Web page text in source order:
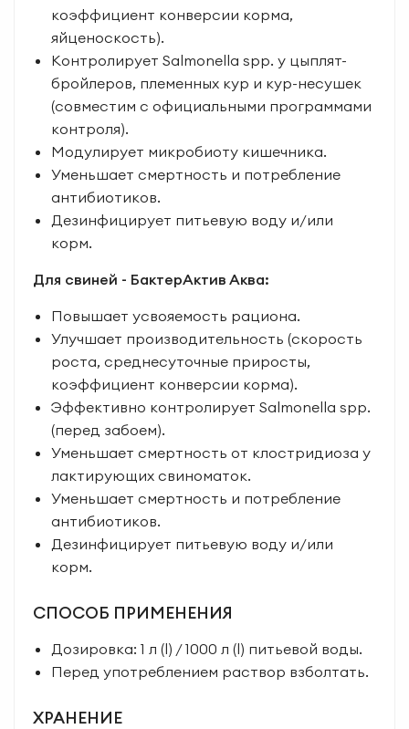
коэффициент конверсии корма,
яйценоскость).
Контролирует Salmonella spp. у цыплят-
бройлеров, племенных кур и кур-несушек
(совместим с официальными программами
контроля).
Модулирует микробиоту кишечника.
Уменьшает смертность и потребление
антибиотиков.
Дезинфицирует питьевую воду и/или
корм.
Для свиней - БактерАктив Аква:
Повышает усвояемость рациона.
Улучшает производительность (скорость
роста, среднесуточные приросты,
коэффициент конверсии корма).
Эффективно контролирует Salmonella spp.
(перед забоем).
Уменьшает смертность от клостридиоза у
лактирующих свиноматок.
Уменьшает смертность и потребление
антибиотиков.
Дезинфицирует питьевую воду и/или
корм.
СПОСОБ ПРИМЕНЕНИЯ
Дозировка: 1 л (l) / 1000 л (l) питьевой воды.
Перед употреблением раствор взболтать.
ХРАНЕНИЕ